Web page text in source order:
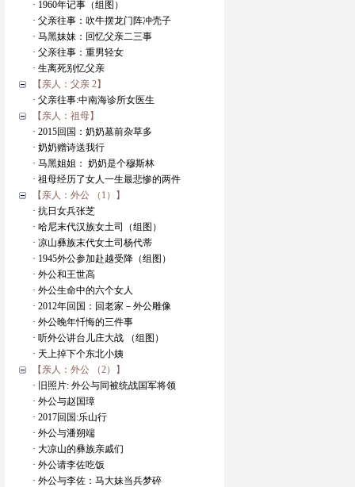
· 1960年记事（组图）
· 父亲往事：吹牛摆龙门阵冲壳子
· 马黑妹妹：回忆父亲二三事
· 父亲往事：重男轻女
· 生离死别忆父亲
【亲人：父亲 2】
· 父亲往事:中南海诊所女医生
【亲人：祖母】
· 2015回国：奶奶墓前杂草多
· 奶奶赠诗送我行
· 马黑姐姐： 奶奶是个穆斯林
· 祖母经历了女人一生最悲惨的两件
【亲人：外公 （1）】
· 抗日女兵张芝
· 哈尼末代汉族女土司（组图）
· 凉山彝族末代女土司杨代蒂
· 1945外公参加赴越受降（组图）
· 外公和王世高
· 外公生命中的六个女人
· 2012年回国：回老家－外公雕像
· 外公晚年忏悔的三件事
· 听外公讲台儿庄大战 （组图）
· 天上掉下个东北小姨
【亲人：外公 （2）】
· 旧照片: 外公与同被统战国军将领
· 外公与赵国璋
· 2017回国:乐山行
· 外公与潘朔端
· 大凉山的彝族亲戚们
· 外公请李佐吃饭
· 外公与李佐：马大妹当兵梦碎